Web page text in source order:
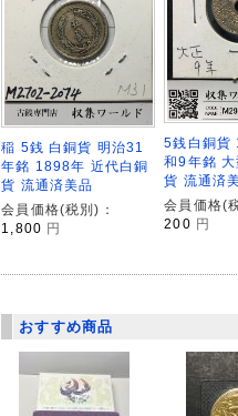
稲 5銭 白銅貨 明治31
年銘 1898年 近代白銅
貨 流通済美品
会員価格(税別)：
1,800 円
5銭白銅貨
和9年銘
貨 流通済
会員価格(
200 円
おすすめ商品